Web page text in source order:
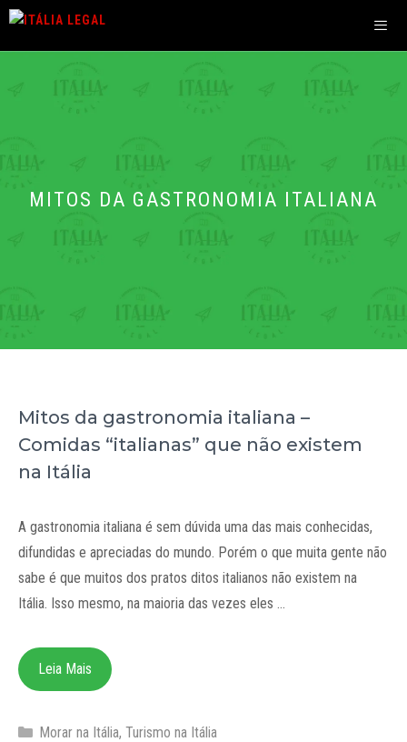
Pular
MITOS DA GASTRONOMIA ITALIANA
Mitos da gastronomia italiana –
Comidas “italianas” que não existem
na Itália
A gastronomia italiana é sem dúvida uma das mais conhecidas,
difundidas e apreciadas do mundo. Porém o que muita gente não
sabe é que muitos dos pratos ditos italianos não existem na
Itália. Isso mesmo, na maioria das vezes eles …
Leia Mais
Categorias
Morar na Itália, Turismo na Itália